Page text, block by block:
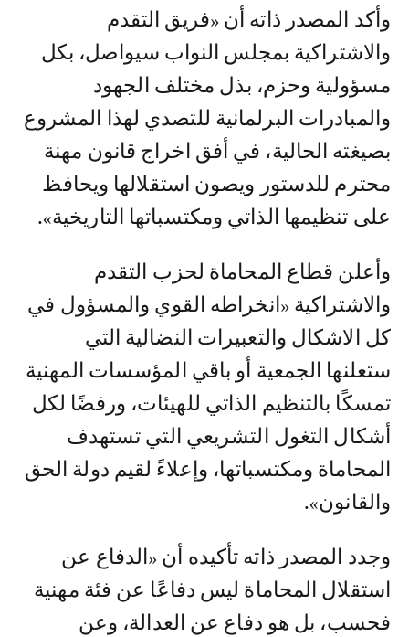
وأكد المصدر ذاته أن «فريق التقدم
والاشتراكية بمجلس النواب سيواصل، بكل
مسؤولية وحزم، بذل مختلف الجهود
والمبادرات البرلمانية للتصدي لهذا المشروع
بصيغته الحالية، في أفق اخراج قانون مهنة
محترم للدستور ويصون استقلالها ويحافظ
على تنظيمها الذاتي ومكتسباتها التاريخية».
وأعلن قطاع المحاماة لحزب التقدم
والاشتراكية «انخراطه القوي والمسؤول في
كل الاشكال والتعبيرات النضالية التي
ستعلنها الجمعية أو باقي المؤسسات المهنية
تمسكًا بالتنظيم الذاتي للهيئات، ورفضًا لكل
أشكال التغول التشريعي التي تستهدف
المحاماة ومكتسباتها، وإعلاءً لقيم دولة الحق
والقانون».
وجدد المصدر ذاته تأكيده أن «الدفاع عن
استقلال المحاماة ليس دفاعًا عن فئة مهنية
فحسب، بل هو دفاع عن العدالة، وعن